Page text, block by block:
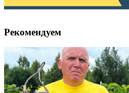
Рекомендуем